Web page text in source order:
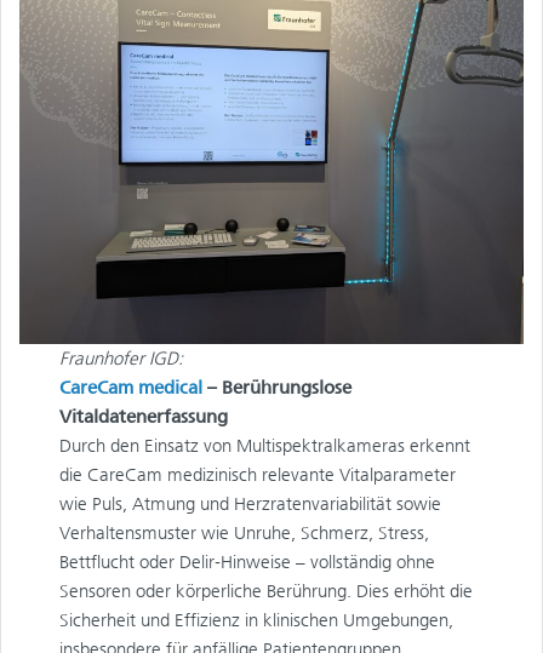
Fraunhofer IGD:
CareCam medical – Berührungslose
Vitaldatenerfassung
Durch den Einsatz von Multispektralkameras erkennt
die CareCam medizinisch relevante Vitalparameter
wie Puls, Atmung und Herzratenvariabilität sowie
Verhaltensmuster wie Unruhe, Schmerz, Stress,
Bettflucht oder Delir‑Hinweise – vollständig ohne
Sensoren oder körperliche Berührung. Dies erhöht die
Sicherheit und Effizienz in klinischen Umgebungen,